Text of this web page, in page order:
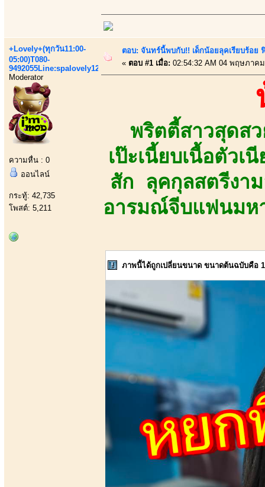
+Lovely+(ทุกวัน11:00-
05:00)T080-
9492055Line:spalovely123
Moderator
ความหื่น : 0
ออนไลน์
กระทู้: 42,735
โพสต์: 5,211
ตอบ: จันทร์นี้พบกับ!! เด็กน้อยลุคเรียบร้อย
« ตอบ #1 เมื่อ: 02:54:32 AM 04 พฤษภาค
พริตตี้สาวสุดส
เป๊ะเนี้ยบเนื้อตัวเ
สัก ลุคกุลสตรีงา
อารมณ์จีบแฟนมห
ภาพนี้ได้ถูกเปลี่ยนขนาด ขนาดต้นฉบับคือ